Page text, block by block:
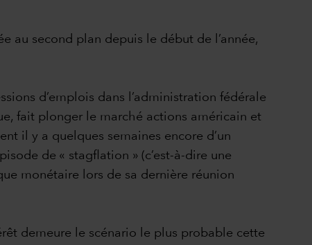
au second plan depuis le début de l’année,
d’emplois dans l’administration fédérale
fait plonger le marché actions américain et
il y a quelques semaines encore d’un
de « stagflation » (c’est-à-dire une
monétaire lors de sa dernière réunion
demeure le scénario le plus probable cette